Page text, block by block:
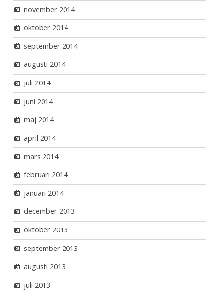
november 2014
oktober 2014
september 2014
augusti 2014
juli 2014
juni 2014
maj 2014
april 2014
mars 2014
februari 2014
januari 2014
december 2013
oktober 2013
september 2013
augusti 2013
juli 2013